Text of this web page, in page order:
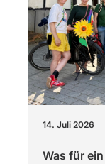
14. Juli 2026
Was für